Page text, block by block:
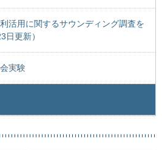
活用に関するサウンディング調査を
日更新）
実験